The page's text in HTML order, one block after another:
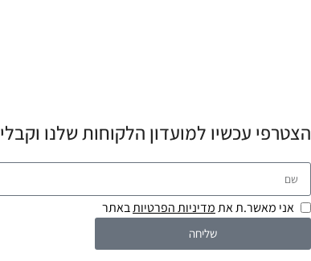
הצטרפי עכשיו למועדון הלקוחות שלנו וקבלי 5% הנחה לרכישה הראשונה שלך! 💌
אני מאשר.ת אתמדיניות הפרטיותבאתר
שליחה